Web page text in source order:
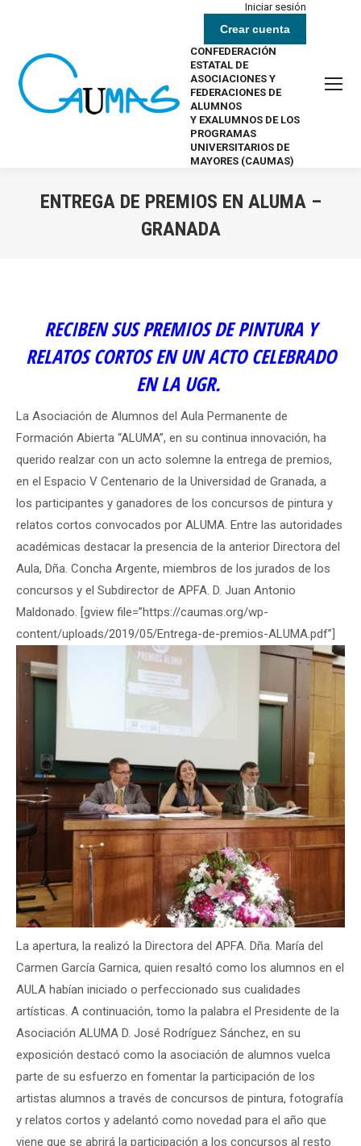
Iniciar sesión
Crear cuenta
CONFEDERACIÓN
ESTATAL DE
ASOCIACIONES Y
FEDERACIONES DE
ALUMNOS
Y EXALUMNOS DE LOS
PROGRAMAS
UNIVERSITARIOS DE
MAYORES (CAUMAS)
ENTREGA DE PREMIOS EN ALUMA –
GRANADA
RECIBEN SUS PREMIOS DE PINTURA Y
RELATOS CORTOS EN UN ACTO CELEBRADO
EN LA UGR.
La Asociación de Alumnos del Aula Permanente de
Formación Abierta “ALUMA”, en su continua innovación, ha
querido realzar con un acto solemne la entrega de premios,
en el Espacio V Centenario de la Universidad de Granada, a
los participantes y ganadores de los concursos de pintura y
relatos cortos convocados por ALUMA. Entre las autoridades
académicas destacar la presencia de la anterior Directora del
Aula, Dña. Concha Argente, miembros de los jurados de los
concursos y el Subdirector de APFA. D. Juan Antonio
Maldonado. [gview file=”https://caumas.org/wp-
content/uploads/2019/05/Entrega-de-premios-ALUMA.pdf”]
La apertura, la realizó la Directora del APFA. Dña. María del
Carmen García Garnica, quien resaltó como los alumnos en el
AULA habían iniciado o perfeccionado sus cualidades
artísticas. A continuación, tomo la palabra el Presidente de la
Asociación ALUMA D. José Rodríguez Sánchez, en su
exposición destacó como la asociación de alumnos vuelca
parte de su esfuerzo en fomentar la participación de los
artistas alumnos a través de concursos de pintura, fotografía
y relatos cortos y adelantó como novedad para el año que
viene que se abrirá la participación a los concursos al resto